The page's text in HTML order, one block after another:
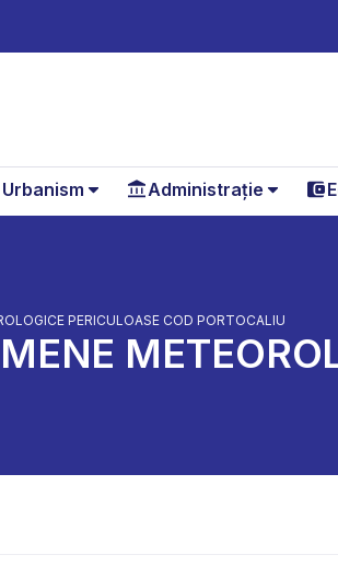
Urbanism Administrație
PERICULOASE COD PORTOCALIU